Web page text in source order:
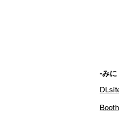
-みに
Booth